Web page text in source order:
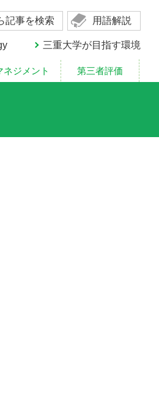
記事を検索 用語解説
三重大学が目指す環境